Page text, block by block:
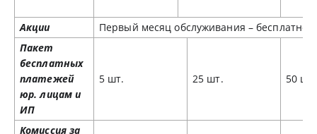
Акции
Первый месяц обслуживания – бесплатно.
Пакет
бесплатных
платежей
юр. лицам и
ИП
5 шт. 25 шт. 50 шт.
Комиссия за